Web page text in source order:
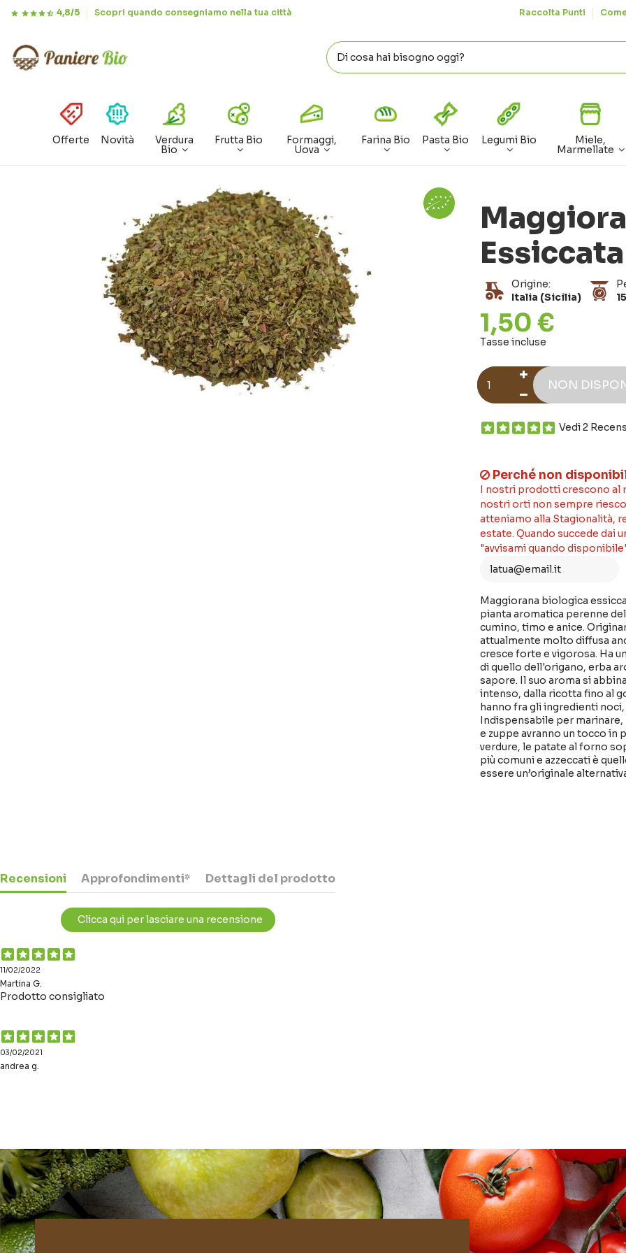
4,8/5 Scopri quando consegniamo nella tua città Raccolta Punti
Offerte Novità Verdura
Bio
Frutta Bio Formaggi,
Uova
Farina Bio Pasta Bio Legumi Bio Miele,
Marmellate
Origine:
Italia (Sicilia)
1,50 €
Tasse incluse
NON
Vedi 2
Perché non
I nostri prodotti crescono al
nostri orti non sempre
atteniamo alla Stagionalità,
estate. Quando succede dai
"avvisami quando
Maggiorana biologica
pianta aromatica perenne
cumino, timo e anice.
attualmente molto diffusa
cresce forte e vigorosa. Ha
di quello dell'origano, erba
sapore. Il suo aroma si
intenso, dalla ricotta fino al
hanno fra gli ingredienti
Indispensabile per
e zuppe avranno un tocco in
verdure, le patate al forno
più comuni e azzeccati è
essere un’originale
Recensioni Approfondimenti* Dettagli del prodotto
Clicca qui per lasciare una recensione
11/02/2022
Martina G.
Prodotto consigliato
03/02/2021
andrea g.